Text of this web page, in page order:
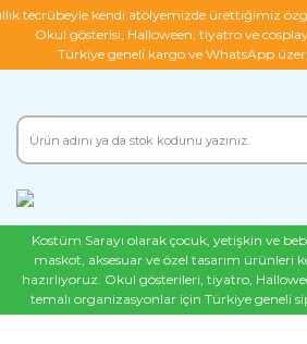
tecrübeyle kendi atölyemizde ürettiğimiz
Okul gösterisi, Halloween, tiyatro ve
Türkiye geneli kargo ve WhatsApp
Kostüm Sarayı olarak çocuk, yetişkin ve
maskot, aksesuar ve özel tasarım ürünleri
hazırlıyoruz. Okul gösterileri, tiyatro,
temalı organizasyonlar için Türkiye geneli